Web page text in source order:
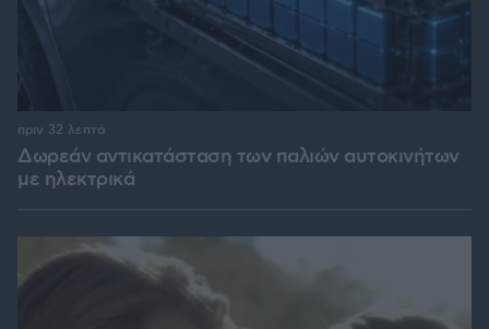
Δωρεάν αντικατάσταση των παλιών αυτοκινήτων
με ηλεκτρικά
πριν 32 λεπτά